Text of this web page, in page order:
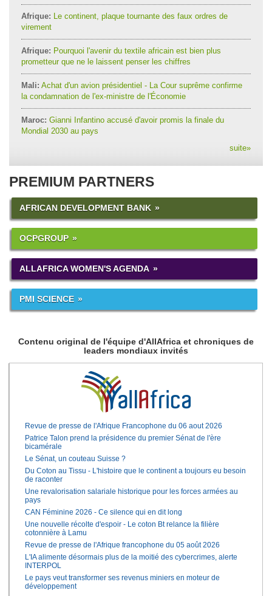
Afrique: Le continent, plaque tournante des faux ordres de
virement
Afrique: Pourquoi l'avenir du textile africain est bien plus
prometteur que ne le laissent penser les chiffres
Mali: Achat d'un avion présidentiel - La Cour suprême confirme
la condamnation de l'ex-ministre de l'Économie
Maroc: Gianni Infantino accusé d'avoir promis la finale du
Mondial 2030 au pays
suite»
PREMIUM PARTNERS
AFRICAN DEVELOPMENT BANK
OCPGROUP
ALLAFRICA WOMEN'S AGENDA
PMI SCIENCE
Contenu original de l'équipe d'AllAfrica et chroniques de
leaders mondiaux invités
Revue de presse de l'Afrique Francophone du 06 aout 2026
Patrice Talon prend la présidence du premier Sénat de l'ère
bicamérale
Le Sénat, un couteau Suisse ?
Du Coton au Tissu - L'histoire que le continent a toujours eu besoin
de raconter
Une revalorisation salariale historique pour les forces armées au
pays
CAN Féminine 2026 - Ce silence qui en dit long
Une nouvelle récolte d'espoir - Le coton Bt relance la filière
cotonnière à Lamu
Revue de presse de l'Afrique francophone du 05 août 2026
L'IA alimente désormais plus de la moitié des cybercrimes, alerte
INTERPOL
Le pays veut transformer ses revenus miniers en moteur de
développement